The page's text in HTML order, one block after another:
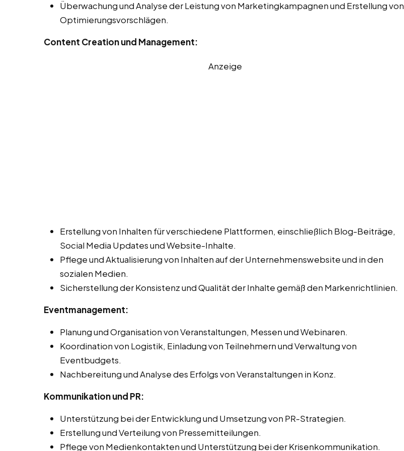
Überwachung und Analyse der Leistung von Marketingkampagnen und Erstellung von
Optimierungsvorschlägen.
Content Creation und Management:
Anzeige
Erstellung von Inhalten für verschiedene Plattformen, einschließlich Blog-Beiträge,
Social Media Updates und Website-Inhalte.
Pflege und Aktualisierung von Inhalten auf der Unternehmenswebsite und in den
sozialen Medien.
Sicherstellung der Konsistenz und Qualität der Inhalte gemäß den Markenrichtlinien.
Eventmanagement:
Planung und Organisation von Veranstaltungen, Messen und Webinaren.
Koordination von Logistik, Einladung von Teilnehmern und Verwaltung von
Eventbudgets.
Nachbereitung und Analyse des Erfolgs von Veranstaltungen in Konz.
Kommunikation und PR:
Unterstützung bei der Entwicklung und Umsetzung von PR-Strategien.
Erstellung und Verteilung von Pressemitteilungen.
Pflege von Medienkontakten und Unterstützung bei der Krisenkommunikation.